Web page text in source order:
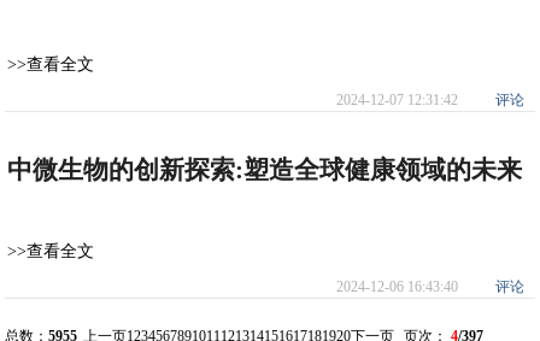
>>查看全文
2024-12-07 12:31:42 评论
中微生物的创新探索:塑造全球健康领域的未来
>>查看全文
2024-12-06 16:43:40 评论
总数：5955 上一页1234567891011121314151617181920下一页 页次：4/397